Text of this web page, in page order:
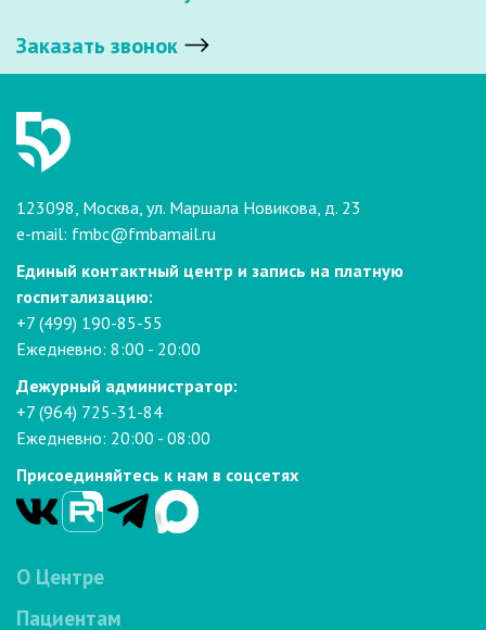
Заказать звонок
123098, Москва, ул. Маршала Новикова, д. 23
e-mail: fmbc@fmbamail.ru
Единый контактный центр и запись на платную
госпитализацию:
+7 (499) 190-85-55
Ежедневно: 8:00 - 20:00
Дежурный администратор:
+7 (964) 725-31-84
Ежедневно: 20:00 - 08:00
Присоединяйтесь к нам в соцсетях
О Центре
Пациентам